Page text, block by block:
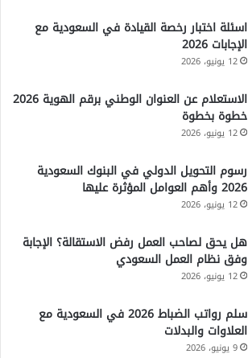
اسئلة اختبار رخصة القيادة في السعودية مع
الإجابات 2026
12 يونيو، 2026
الاستعلام عن العنوان الوطني برقم الهوية 2026
خطوة بخطوة
12 يونيو، 2026
رسوم التحويل الدولي في البنوك السعودية
2026 وأهم العوامل المؤثرة عليها
12 يونيو، 2026
هل يحق لصاحب العمل رفض الاستقالة؟ الإجابة
وفق نظام العمل السعودي
12 يونيو، 2026
سلم رواتب الضباط 2026 في السعودية مع
العلاوات والبدلات
9 يونيو، 2026